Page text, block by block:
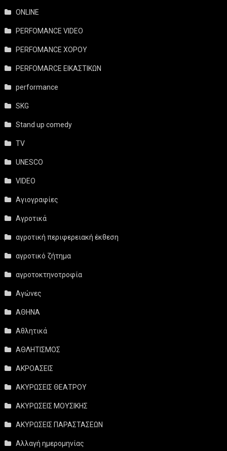
ONLINE
PERFOMANCE VIDEO
PERFOMANCE ΧΟΡΟΥ
PERFOMARCE ΕΙΚΑΣΤΙΚΩΝ
performance
SKG
Stand up comedy
TV
UNESCO
VIDEO
Αγιογραφίες
Αγροτικά
αγροτική περιφερειακή έκθεση
αγροτικό ζήτημα
αγροτοκτηνοτροφία
Αγώνες
ΑΘΗΝΑ
Αθλητικά
ΑΘΛΗΤΙΣΜΟΣ
ΑΚΡΟΑΣΕΙΣ
ΑΚΥΡΩΣΕΙΣ ΘΕΑΤΡΟΥ
ΑΚΥΡΩΣΕΙΣ ΜΟΥΣΙΚΗΣ
ΑΚΥΡΩΣΕΙΣ ΠΑΡΑΣΤΑΣΕΩΝ
Αλλαγή ημερομηνίας